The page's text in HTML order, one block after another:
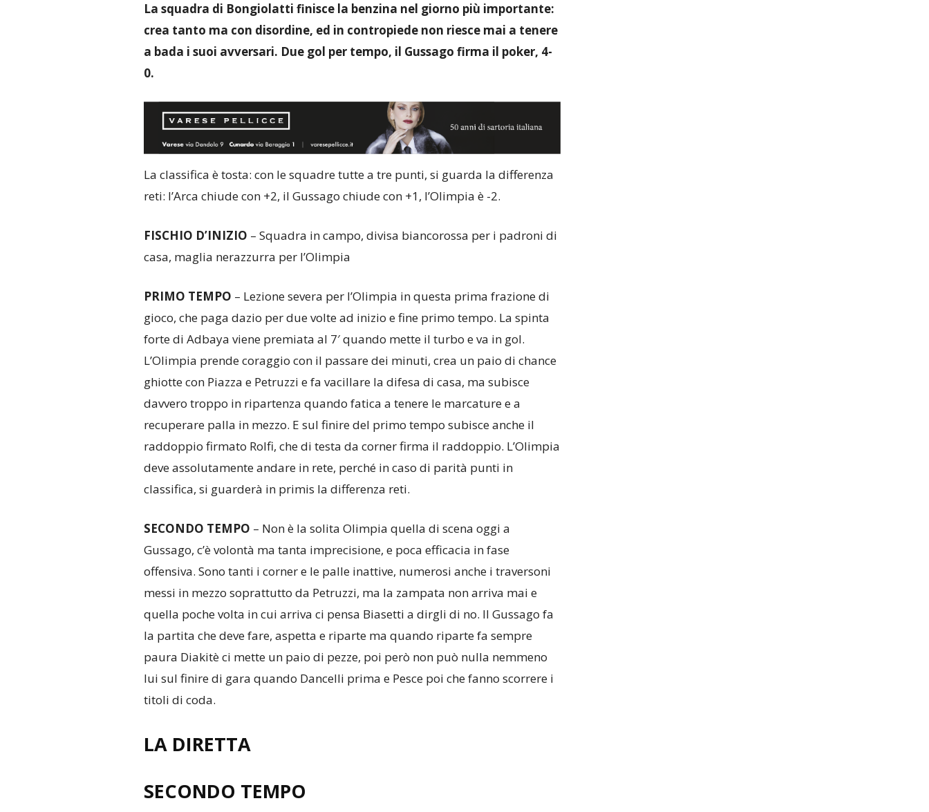
La squadra di Bongiolatti finisce la benzina nel giorno più importante:
crea tanto ma con disordine, ed in contropiede non riesce mai a tenere
a bada i suoi avversari. Due gol per tempo, il Gussago firma il poker, 4-
0.
La classifica è tosta: con le squadre tutte a tre punti, si guarda la differenza
reti: l’Arca chiude con +2, il Gussago chiude con +1, l’Olimpia è -2.
FISCHIO D’INIZIO – Squadra in campo, divisa biancorossa per i padroni di
casa, maglia nerazzurra per l’Olimpia
PRIMO TEMPO – Lezione severa per l’Olimpia in questa prima frazione di
gioco, che paga dazio per due volte ad inizio e fine primo tempo. La spinta
forte di Adbaya viene premiata al 7′ quando mette il turbo e va in gol.
L’Olimpia prende coraggio con il passare dei minuti, crea un paio di chance
ghiotte con Piazza e Petruzzi e fa vacillare la difesa di casa, ma subisce
davvero troppo in ripartenza quando fatica a tenere le marcature e a
recuperare palla in mezzo. E sul finire del primo tempo subisce anche il
raddoppio firmato Rolfi, che di testa da corner firma il raddoppio. L’Olimpia
deve assolutamente andare in rete, perché in caso di parità punti in
classifica, si guarderà in primis la differenza reti.
SECONDO TEMPO – Non è la solita Olimpia quella di scena oggi a
Gussago, c’è volontà ma tanta imprecisione, e poca efficacia in fase
offensiva. Sono tanti i corner e le palle inattive, numerosi anche i traversoni
messi in mezzo soprattutto da Petruzzi, ma la zampata non arriva mai e
quella poche volta in cui arriva ci pensa Biasetti a dirgli di no. Il Gussago fa
la partita che deve fare, aspetta e riparte ma quando riparte fa sempre
paura Diakitè ci mette un paio di pezze, poi però non può nulla nemmeno
lui sul finire di gara quando Dancelli prima e Pesce poi che fanno scorrere i
titoli di coda.
LA DIRETTA
SECONDO TEMPO